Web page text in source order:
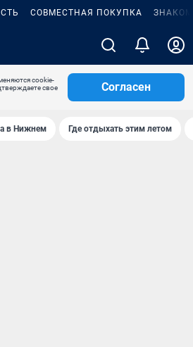
СОВМЕСТНАЯ ПОКУПКА
cookie-
свое
Согласен
в Нижнем Где отдыхать этим летом